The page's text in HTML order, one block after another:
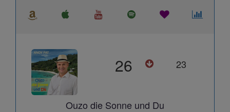
26 23
Ouzo die Sonne und Du